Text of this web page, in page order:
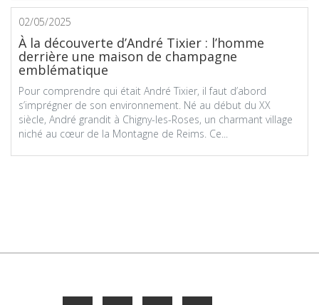
02/05/2025
À la découverte d’André Tixier : l’homme
derrière une maison de champagne
emblématique
Pour comprendre qui était André Tixier, il faut d’abord
s’imprégner de son environnement. Né au début du XX
siècle, André grandit à Chigny-les-Roses, un charmant village
niché au cœur de la Montagne de Reims. Ce...